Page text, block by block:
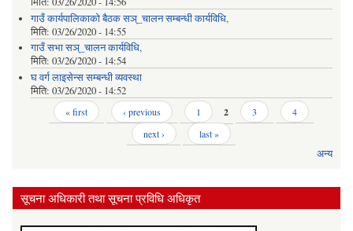
गाउँ कार्यपालिकाको बैठक सञ्_चालन सम्बन्धी कार्यविधि,
मिति: 03/26/2020 - 14:55
गाउँ सभा सञ्_चालन कार्यविधि,
मिति: 03/26/2020 - 14:54
घ वर्ग लाइसेन्स सम्बन्धी व्यवस्था
मिति: 03/26/2020 - 14:52
« first ‹ previous 1 2 3
4
next ›
last »
अन्य
सूचना अधिकारी तथा सूचना प्रविधि अधिकृत